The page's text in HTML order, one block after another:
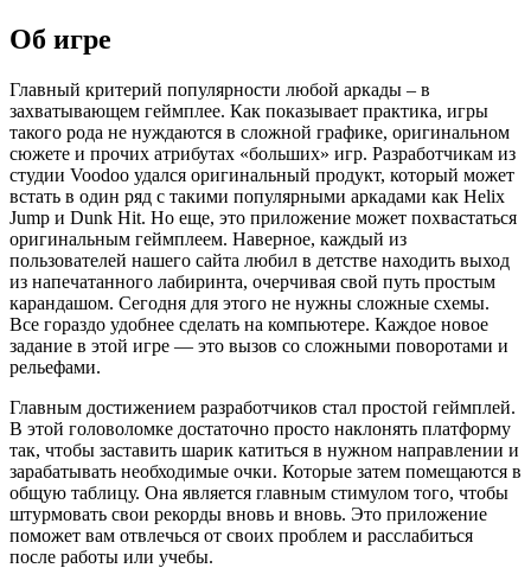
Об игре
Главный критерий популярности любой аркады – в
захватывающем геймплее. Как показывает практика, игры
такого рода не нуждаются в сложной графике, оригинальном
сюжете и прочих атрибутах «больших» игр. Разработчикам из
студии Voodoo удался оригинальный продукт, который может
встать в один ряд с такими популярными аркадами как Helix
Jump и Dunk Hit. Но еще, это приложение может похвастаться
оригинальным геймплеем. Наверное, каждый из
пользователей нашего сайта любил в детстве находить выход
из напечатанного лабиринта, очерчивая свой путь простым
карандашом. Сегодня для этого не нужны сложные схемы.
Все гораздо удобнее сделать на компьютере. Каждое новое
задание в этой игре — это вызов со сложными поворотами и
рельефами.
Главным достижением разработчиков стал простой геймплей.
В этой головоломке достаточно просто наклонять платформу
так, чтобы заставить шарик катиться в нужном направлении и
зарабатывать необходимые очки. Которые затем помещаются в
общую таблицу. Она является главным стимулом того, чтобы
штурмовать свои рекорды вновь и вновь. Это приложение
поможет вам отвлечься от своих проблем и расслабиться
после работы или учебы.